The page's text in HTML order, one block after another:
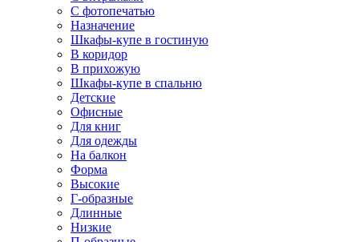
С фотопечатью
Назначение
Шкафы-купе в гостиную
В коридор
В прихожую
Шкафы-купе в спальню
Детские
Офисные
Для книг
Для одежды
На балкон
Форма
Высокие
Г-образные
Длинные
Низкие